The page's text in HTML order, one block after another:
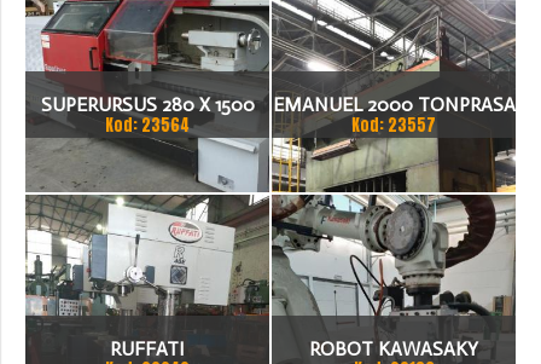
SUPERURSUS 280 X 1500
TOKARKA
Kod: 23564
EMANUEL 2000 TONPRASA
HYDRAULICZNA 3200 X
2000
Kod: 23557
RUFFATI
ROBOT KAWASAKY